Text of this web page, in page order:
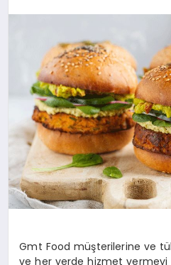
Gmt Food müşterilerine ve
ve her yerde hizmet